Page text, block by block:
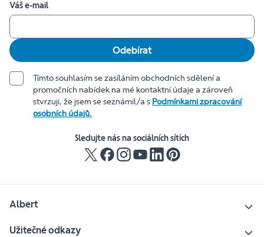
Váš e-mail
Odebírat
Tímto souhlasím se zasíláním obchodních sdělení a
promočních nabídek na mé kontaktní údaje a zároveň
stvrzuji, že jsem se seznámil/a s Podmínkami zpracování
osobních údajů.
Sledujte nás na sociálních sítích
Albert
Užitečné odkazy